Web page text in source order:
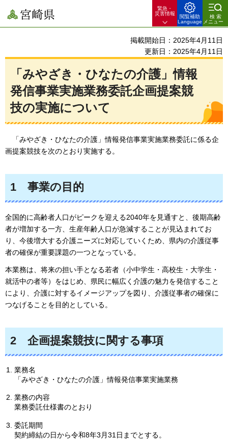
宮崎県
緊急・
災害情報
閲覧補助
Language
検索
メニュー
掲載開始日：2025年4月11日
更新日：2025年4月11日
「みやざき・ひなたの介護」情報
発信事業実施業務委託企画提案競
技の実施について
「みやざき・ひなたの介護」情報発信事業実施業務委託に係る企
画提案競技を次のとおり実施する。
1 事業の目的
全国的に高齢者人口がピークを迎える2040年を見通すと、後期高齢
者が増加する一方、生産年齢人口が急減することが見込まれてお
り、今後増大する介護ニーズに対応していくため、県内の介護従事
者の確保が重要課題の一つとなっている。
本業務は、将来の担い手となる若者（小中学生・高校生・大学生・
就活中の者等）をはじめ、県民に幅広く介護の魅力を発信すること
により、介護に対するイメージアップを図り、介護従事者の確保に
つなげることを目的としている。
2 企画提案競技に関する事項
業務名
「みやざき・ひなたの介護」情報発信事業実施業務
業務の内容
業務委託仕様書のとおり
委託期間
契約締結の日から令和8年3月31日までとする。